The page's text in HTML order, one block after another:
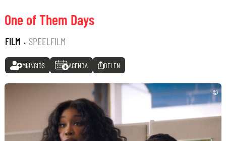
One of Them Days
FILM · SPEELFILM
MIJNGIDS AGENDA DELEN
©